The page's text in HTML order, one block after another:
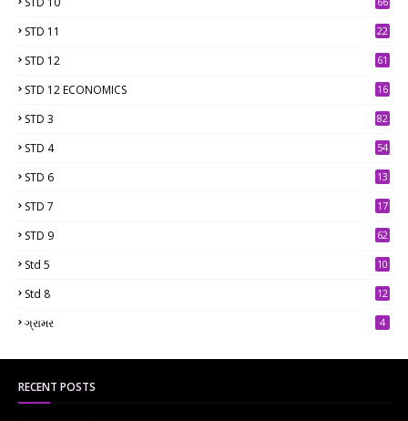
STD 11 22
STD 12 61
STD 12 ECONOMICS 16
STD 3 82
STD 4 54
STD 6
13
STD 7
17
STD 9 62
Std 5
10
Std 8
12
ગ્રામર 4
RECENT POSTS